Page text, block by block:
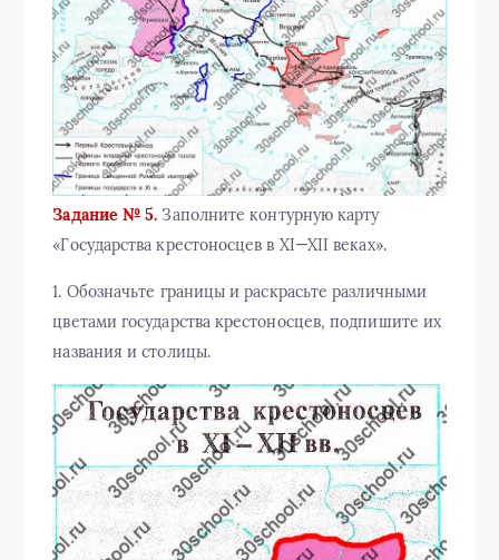
Задание № 5. Заполните контурную карту
«Государства крестоносцев в XI—XII веках».
1. Обозначьте границы и раскрасьте различными
цветами государства крестоносцев, подпишите их
названия и столицы.